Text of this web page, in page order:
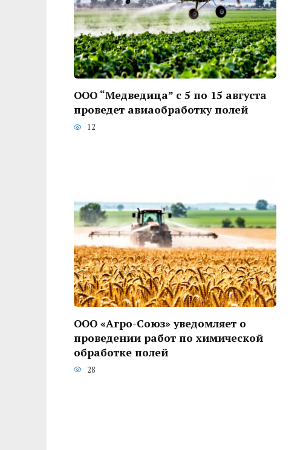
ООО “Медведица” с 5 по 15 августа
проведет авиаобработку полей
12
ООО «Агро-Союз» уведомляет о
проведении работ по химической
обработке полей
28